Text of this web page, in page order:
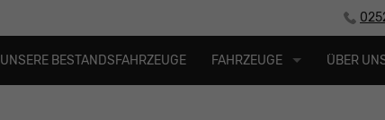
UNSERE BESTANDSFAHRZEUGE FAHRZEUGE ÜBER